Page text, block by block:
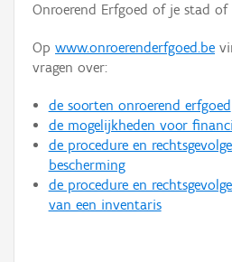
Aanmelden
Onroerend Erfgoed of je stad of
Op www.onroerenderfgoed.be
vragen over:
de soorten onroerend erfgoed
de mogelijkheden voor
de procedure en
bescherming
de procedure en
van een inventaris